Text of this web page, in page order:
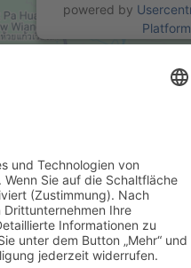
powered by
Platform
Torbau Krämer
Feldschlößchenstraße 1
07973 Greiz